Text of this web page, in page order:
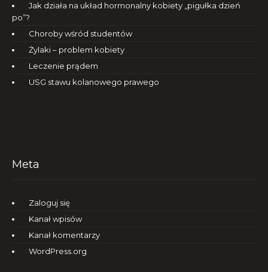
Jak działa na układ hormonalny kobiety „pigułka dzień
po”?
Choroby wśród studentów
Żylaki – problem kobiety
Leczenie prądem
USG stawu kolanowego prawego
Meta
Zaloguj się
Kanał wpisów
Kanał komentarzy
WordPress.org